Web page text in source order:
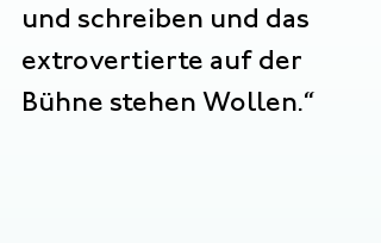
und schreiben und das
extrovertierte auf der
Bühne stehen Wollen.“